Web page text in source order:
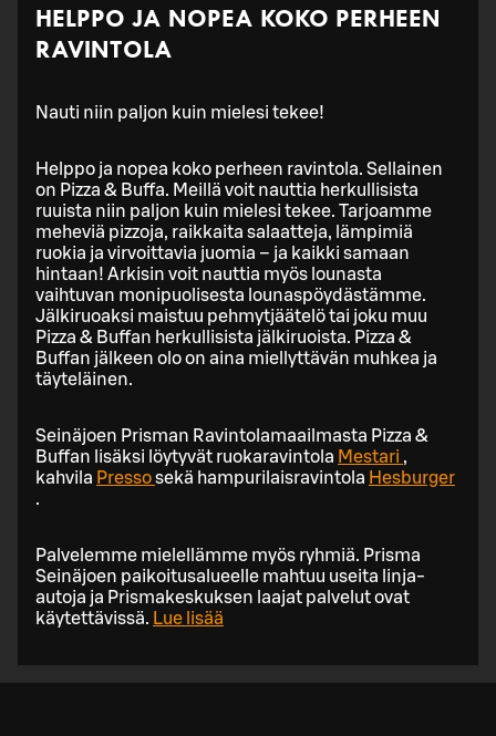
HELPPO JA NOPEA KOKO PERHEEN
RAVINTOLA
Nauti niin paljon kuin mielesi tekee!
Helppo ja nopea koko perheen ravintola. Sellainen
on Pizza & Buffa. Meillä voit nauttia herkullisista
ruuista niin paljon kuin mielesi tekee. Tarjoamme
meheviä pizzoja, raikkaita salaatteja, lämpimiä
ruokia ja virvoittavia juomia – ja kaikki samaan
hintaan! Arkisin voit nauttia myös lounasta
vaihtuvan monipuolisesta lounaspöydästämme.
Jälkiruoaksi maistuu pehmytjäätelö tai joku muu
Pizza & Buffan herkullisista jälkiruoista. Pizza &
Buffan jälkeen olo on aina miellyttävän muhkea ja
täyteläinen.
Seinäjoen Prisman Ravintolamaailmasta Pizza &
Buffan lisäksi löytyvät ruokaravintola Mestari ,
kahvila Pressosekä hampurilaisravintola Hesburger
.
Palvelemme mielellämme myös ryhmiä. Prisma
Seinäjoen paikoitusalueelle mahtuu useita linja-
autoja ja Prismakeskuksen laajat palvelut ovat
käytettävissä. Lue lisää